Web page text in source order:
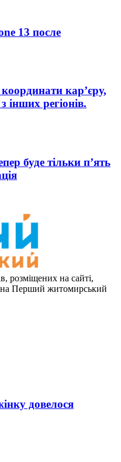
13 после
кар’єру,
інших регіонів.
буде тільки п’ять
розміщених на сайті,
на Перший житомирський
довелося